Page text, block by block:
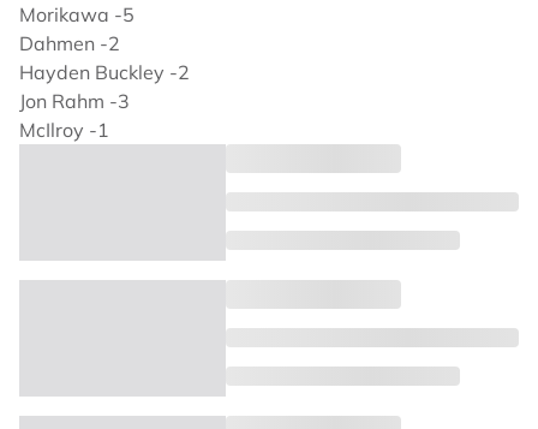
Morikawa -5
Dahmen -2
Hayden Buckley -2
Jon Rahm -3
McIlroy -1